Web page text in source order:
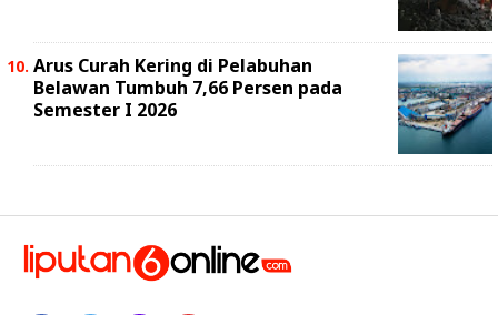
Arus Curah Kering di Pelabuhan
Belawan Tumbuh 7,66 Persen pada
Semester I 2026